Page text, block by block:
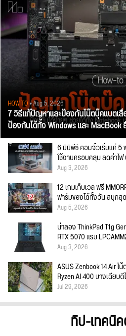
HOW TO• Aug 5, 2026
7 วิธีแก้ปัญหาและป้องกันโน๊ตบุ๊คแบตเ
ป้องกันได้ทั้ง Windows และ
6 มินิพีซี คอมจิ๋วเริ่มแค่ 5
ใช้งานครอบคลุม ลดค่าไ
Aug 3, 2026
12 เกมเก็บเวล ฟรี
ฟาร์มของได้ทั้งวัน สนุก
Aug 5, 2026
น่าลอง ThinkPad T1g
RTX 5070 แรม
Aug 3, 2026
ASUS Zenbook 14 Air
Ryzen AI 400 บางเฉียบ
Jul 29, 2026
ทิป-เทคนิ